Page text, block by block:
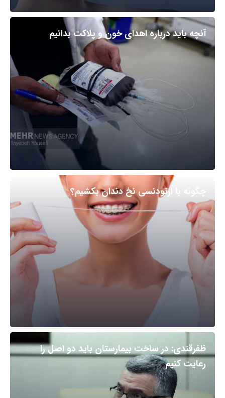
آنچه باید درباره اهدای خون و پلاکت بدانیم
چگونه با ارتودنسی نخ دندان بکشیم؟
ظفرقندی: در ساخت بیمارستان باید دو اصل را
رعایت کنیم